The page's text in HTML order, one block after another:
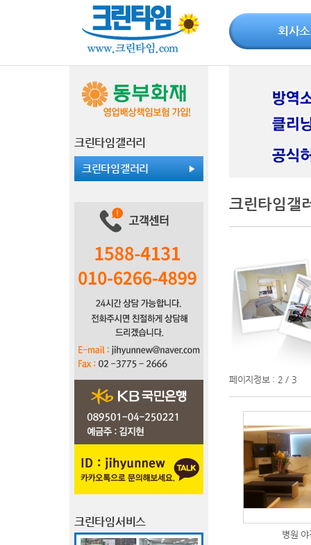
회사
크린타임갤러리
크린타임갤러리
크린타임서비스
크린타임갤
페이지정보 : 2 / 3
병원